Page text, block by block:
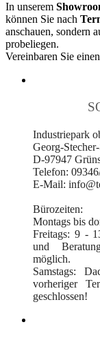
In unserem
können Sie nach
anschauen, sondern
probeliegen.
Vereinbaren Sie
Industriepark
Georg-
D-97947
Telefon:
E-Mail:
Bürozeiten:
Montags bis
Freitags: 9 -
und
möglich.
Samstags:
vorheriger
geschlossen!